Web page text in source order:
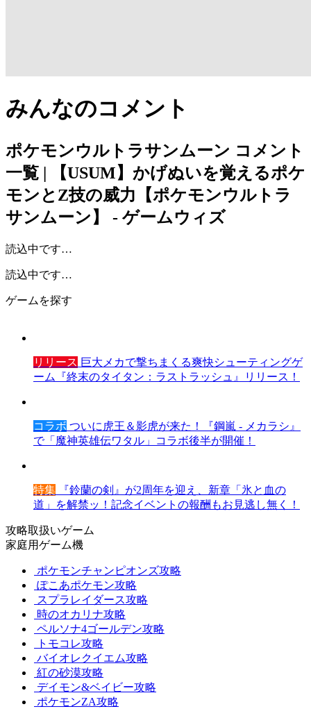
みんなのコメント
ポケモンウルトラサンムーン コメント
一覧 | 【USUM】かげぬいを覚えるポケ
モンとZ技の威力【ポケモンウルトラ
サンムーン】 - ゲームウィズ
読込中です…
読込中です…
ゲームを探す
リリース 巨大メカで撃ちまくる爽快シューティングゲ
ーム『終末のタイタン：ラストラッシュ』リリース！
コラボ ついに虎王＆影虎が来た！『鋼嵐 - メカラシ』
で「魔神英雄伝ワタル」コラボ後半が開催！
特集 『鈴蘭の剣』が2周年を迎え、新章「氷と血の
道」を解禁ッ！記念イベントの報酬もお見逃し無く！
攻略取扱いゲーム
家庭用ゲーム機
ポケモンチャンピオンズ攻略
ぽこあポケモン攻略
スプラレイダース攻略
時のオカリナ攻略
ペルソナ4ゴールデン攻略
トモコレ攻略
バイオレクイエム攻略
紅の砂漠攻略
デイモン&ベイビー攻略
ポケモンZA攻略